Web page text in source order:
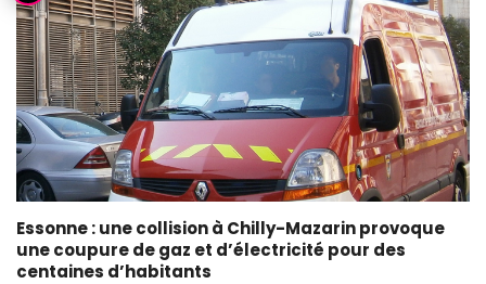
Essonne : une collision à Chilly-Mazarin provoque
une coupure de gaz et d’électricité pour des
centaines d’habitants